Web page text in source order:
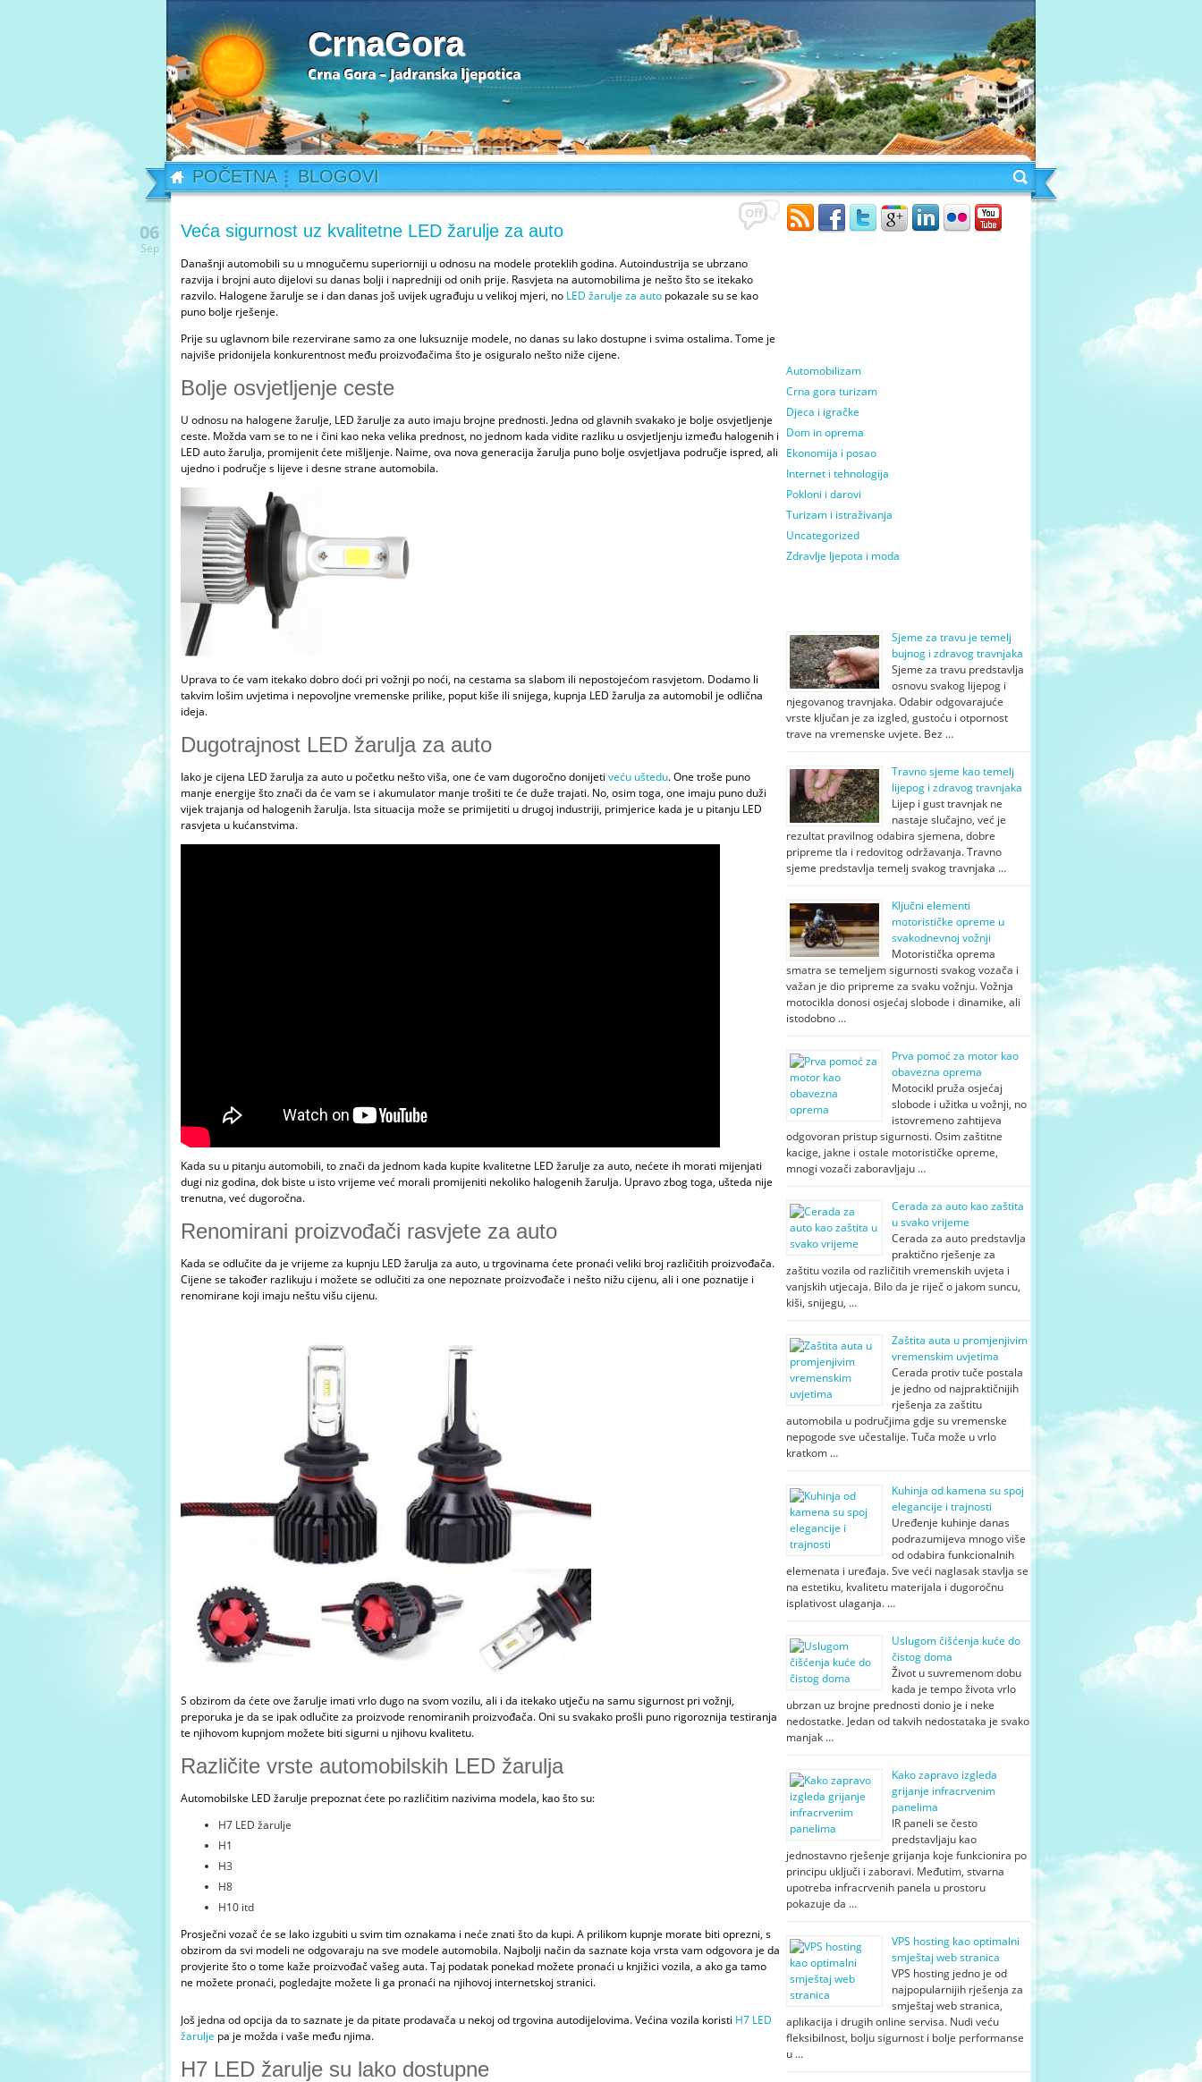
CrnaGora
Crna Gora – Jadranska ljepotica
POČETNA BLOGOVI
Veća sigurnost uz kvalitetne LED žarulje za auto
Današnji automobili su u mnogučemu superiorniji u odnosu na modele proteklih godina. Autoindustrija se ubrzano
razvija i brojni auto dijelovi su danas bolji i napredniji od onih prije. Rasvjeta na automobilima je nešto što se itekako
razvilo. Halogene žarulje se i dan danas još uvijek ugrađuju u velikoj mjeri, no LED žarulje za auto pokazale su se kao
puno bolje rješenje.
Prije su uglavnom bile rezervirane samo za one luksuznije modele, no danas su lako dostupne i svima ostalima. Tome je
najviše pridonijela konkurentnost među proizvođačima što je osiguralo nešto niže cijene.
Bolje osvjetljenje ceste
U odnosu na halogene žarulje, LED žarulje za auto imaju brojne prednosti. Jedna od glavnih svakako je bolje osvjetljenje
ceste. Možda vam se to ne i čini kao neka velika prednost, no jednom kada vidite razliku u osvjetljenju između halogenih i
LED auto žarulja, promijenit ćete mišljenje. Naime, ova nova generacija žarulja puno bolje osvjetljava područje ispred, ali
ujedno i područje s lijeve i desne strane automobila.
Uprava to će vam itekako dobro doći pri vožnji po noći, na cestama sa slabom ili nepostojećom rasvjetom. Dodamo li
takvim lošim uvjetima i nepovoljne vremenske prilike, poput kiše ili snijega, kupnja LED žarulja za automobil je odlična
ideja.
Dugotrajnost LED žarulja za auto
Iako je cijena LED žarulja za auto u početku nešto viša, one će vam dugoročno donijeti veću uštedu. One troše puno
manje energije što znači da će vam se i akumulator manje trošiti te će duže trajati. No, osim toga, one imaju puno duži
vijek trajanja od halogenih žarulja. Ista situacija može se primijetiti u drugoj industriji, primjerice kada je u pitanju LED
rasvjeta u kućanstvima.
Kada su u pitanju automobili, to znači da jednom kada kupite kvalitetne LED žarulje za auto, nećete ih morati mijenjati
dugi niz godina, dok biste u isto vrijeme već morali promijeniti nekoliko halogenih žarulja. Upravo zbog toga, ušteda nije
trenutna, već dugoročna.
Renomirani proizvođači rasvjete za auto
Kada se odlučite da je vrijeme za kupnju LED žarulja za auto, u trgovinama ćete pronaći veliki broj različitih proizvođača.
Cijene se također razlikuju i možete se odlučiti za one nepoznate proizvođače i nešto nižu cijenu, ali i one poznatije i
renomirane koji imaju neštu višu cijenu.
S obzirom da ćete ove žarulje imati vrlo dugo na svom vozilu, ali i da itekako utječu na samu sigurnost pri vožnji,
preporuka je da se ipak odlučite za proizvode renomiranih proizvođača. Oni su svakako prošli puno rigoroznija testiranja
te njihovom kupnjom možete biti sigurni u njihovu kvalitetu.
Različite vrste automobilskih LED žarulja
Automobilske LED žarulje prepoznat ćete po različitim nazivima modela, kao što su:
H7 LED žarulje
H1
H3
H8
H10 itd
Prosječni vozač će se lako izgubiti u svim tim oznakama i neće znati što da kupi. A prilikom kupnje morate biti oprezni, s
obzirom da svi modeli ne odgovaraju na sve modele automobila. Najbolji način da saznate koja vrsta vam odgovora je da
provjerite što o tome kaže proizvođač vašeg auta. Taj podatak ponekad možete pronaći u knjižici vozila, a ako ga tamo
ne možete pronaći, pogledajte možete li ga pronaći na njihovoj internetskoj stranici.
Još jedna od opcija da to saznate je da pitate prodavača u nekoj od trgovina autodijelovima. Većina vozila koristi H7 LED
žarulje pa je možda i vaše među njima.
H7 LED žarulje su lako dostupne
Off
06
Sep
Automobilizam
Crna gora turizam
Djeca i igračke
Dom in oprema
Ekonomija i posao
Internet i tehnologija
Pokloni i darovi
Turizam i istraživanja
Uncategorized
Zdravlje ljepota i moda
Sjeme za travu je temelj
bujnog i zdravog travnjaka
Sjeme za travu predstavlja
osnovu svakog lijepog i
njegovanog travnjaka. Odabir odgovarajuće
vrste ključan je za izgled, gustoću i otpornost
trave na vremenske uvjete. Bez …
Travno sjeme kao temelj
lijepog i zdravog travnjaka
Lijep i gust travnjak ne
nastaje slučajno, već je
rezultat pravilnog odabira sjemena, dobre
pripreme tla i redovitog održavanja. Travno
sjeme predstavlja temelj svakog travnjaka …
Ključni elementi
motorističke opreme u
svakodnevnoj vožnji
Motoristička oprema
smatra se temeljem sigurnosti svakog vozača i
važan je dio pripreme za svaku vožnju. Vožnja
motocikla donosi osjećaj slobode i dinamike, ali
istodobno …
Prva pomoć za motor kao
obavezna oprema
Motocikl pruža osjećaj
slobode i užitka u vožnji, no
istovremeno zahtijeva
odgovoran pristup sigurnosti. Osim zaštitne
kacige, jakne i ostale motorističke opreme,
mnogi vozači zaboravljaju …
Cerada za auto kao zaštita
u svako vrijeme
Cerada za auto predstavlja
praktično rješenje za
zaštitu vozila od različitih vremenskih uvjeta i
vanjskih utjecaja. Bilo da je riječ o jakom suncu,
kiši, snijegu, …
Zaštita auta u promjenjivim
vremenskim uvjetima
Cerada protiv tuče postala
je jedno od najpraktičnijih
rješenja za zaštitu
automobila u područjima gdje su vremenske
nepogode sve učestalije. Tuča može u vrlo
kratkom …
Kuhinja od kamena su spoj
elegancije i trajnosti
Uređenje kuhinje danas
podrazumijeva mnogo više
od odabira funkcionalnih
elemenata i uređaja. Sve veći naglasak stavlja se
na estetiku, kvalitetu materijala i dugoročnu
isplativost ulaganja. …
Uslugom čišćenja kuće do
čistog doma
Život u suvremenom dobu
kada je tempo života vrlo
ubrzan uz brojne prednosti donio je i neke
nedostatke. Jedan od takvih nedostataka je svako
manjak …
Kako zapravo izgleda
grijanje infracrvenim
panelima
IR paneli se često
predstavljaju kao
jednostavno rješenje grijanja koje funkcionira po
principu uključi i zaboravi. Međutim, stvarna
upotreba infracrvenih panela u prostoru
pokazuje da …
VPS hosting kao optimalni
smještaj web stranica
VPS hosting jedno je od
najpopularnijih rješenja za
smještaj web stranica,
aplikacija i drugih online servisa. Nudi veću
fleksibilnost, bolju sigurnost i bolje performanse
u …